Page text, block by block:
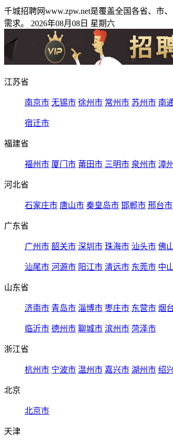
千城招聘网www.zpw.net是覆盖全国各省、市
需求。 2026年08月08日 星期六
江苏省
南京市 无锡市 徐州市 常州市 苏州市 南
宿迁市
福建省
福州市 厦门市 莆田市 三明市 泉州市 漳
河北省
石家庄市 唐山市 秦皇岛市 邯郸市 邢台市
广东省
广州市 韶关市 深圳市 珠海市 汕头市 佛
汕尾市 河源市 阳江市 清远市 东莞市 中
山东省
济南市 青岛市 淄博市 枣庄市 东营市 烟
临沂市 德州市 聊城市 滨州市 菏泽市
浙江省
杭州市 宁波市 温州市 嘉兴市 湖州市 绍
北京
北京市
天津